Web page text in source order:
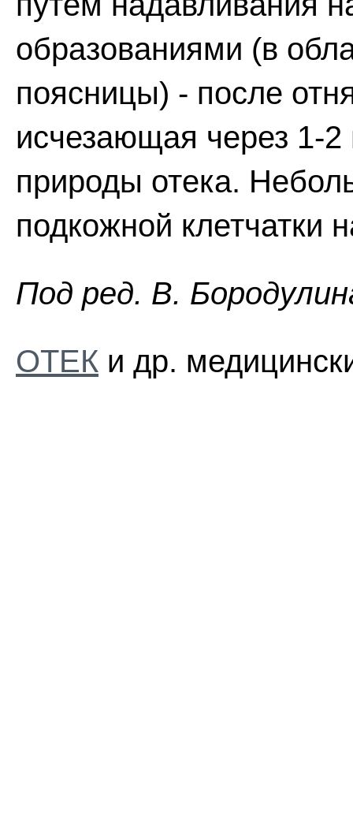
образованиями (в
поясницы) - после
исчезающая через 1-2
природы отека.
подкожной клетчатки
Пoд peд. B.
ОТЕК и др.